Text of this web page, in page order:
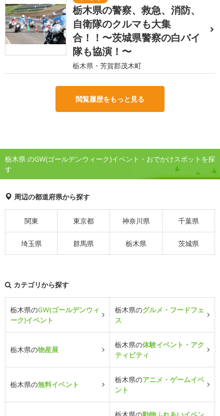
栃木県の警察、救急、消防、
自衛隊のクルマも大集
合！！〜茨城県警察の白バイ
隊も協演！〜
栃木県・芳賀郡茂木町
閲覧履歴をもっと見る
栃木県 のGW(ゴールデンウィーク)イベント・おでかけスポットを探
す
周辺の都道府県から探す
関東 東京都 神奈川県 千葉県
埼玉県 群馬県 栃木県 茨城県
カテゴリから探す
栃木県のGW(ゴールデンウィ
ーク)イベント
栃木県のグルメ・フードフェ
ス
栃木県の物産展
栃木県の体験イベント・アク
ティビティ
栃木県の無料イベント
栃木県のアニメ・ゲームイベ
ント